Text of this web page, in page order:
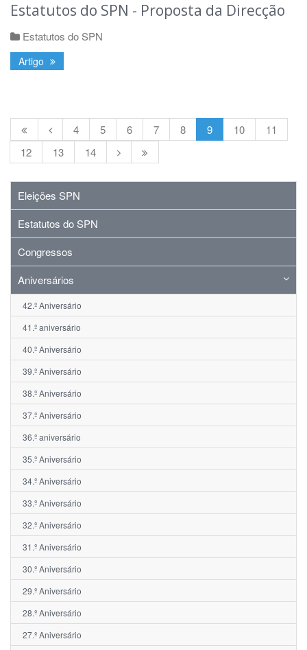
Estatutos do SPN - Proposta da Direcção
Estatutos do SPN
Artigo
4 5 6 7 8 9 10
11
12
13 14
Eleições SPN
Estatutos do SPN
Congressos
Aniversários
42.º Aniversário
41.º aniversário
40.º Aniversário
39.º Aniversário
38.º Aniversário
37.º Aniversário
36.º aniversário
35.º Aniversário
34.º Aniversário
33.º Aniversário
32.º Aniversário
31.º Aniversário
30.º Aniversário
29.º Aniversário
28.º Aniversário
27.º Aniversário